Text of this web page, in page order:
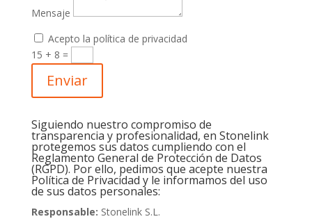
Mensaje
Acepto la política de privacidad
15 + 8 =
Enviar
Siguiendo nuestro compromiso de
transparencia y profesionalidad, en Stonelink
protegemos sus datos cumpliendo con el
Reglamento General de Protección de Datos
(RGPD). Por ello, pedimos que acepte nuestra
Política de Privacidad y le informamos del uso
de sus datos personales:
Responsable: Stonelink S.L.